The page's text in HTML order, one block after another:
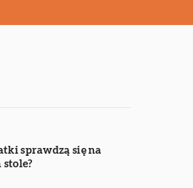
sprawdzą się na
stole?